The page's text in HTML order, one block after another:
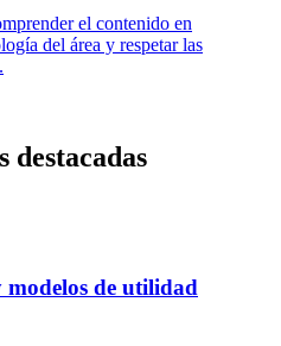
el contenido en
del área y respetar las
destacadas
modelos de utilidad